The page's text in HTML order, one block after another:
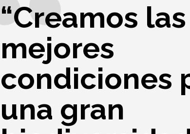
“Creamos las
mejores
condiciones
una gran